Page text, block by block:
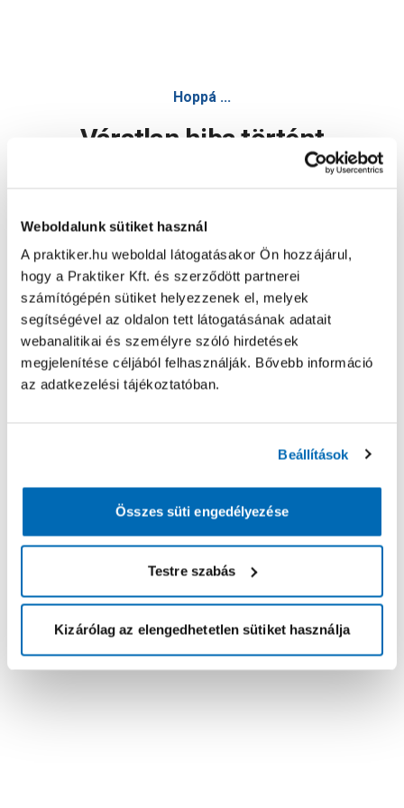
Weboldalunk sütiket használ
A praktiker.hu weboldal látogatásakor Ön hozzájárul,
hogy a Praktiker Kft. és szerződött partnerei
számítógépén sütiket helyezzenek el, melyek
segítségével az oldalon tett látogatásának adatait
webanalitikai és személyre szóló hirdetések
megjelenítése céljából felhasználják. Bővebb információ
az adatkezelési tájékoztatóban.
Beállítások
Összes süti engedélyezése
Testre szabás
Kizárólag az elengedhetetlen sütiket használja
Hoppá ...
Váratlan hiba történt
Oldal újratöltése